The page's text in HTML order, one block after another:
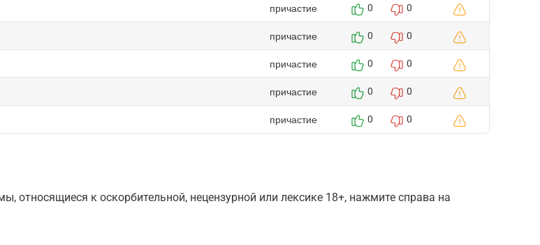
причастие 0 0
причастие 0 0
причастие 0 0
причастие 0 0
причастие 0 0
относящиеся к оскорбительной, нецензурной или лексике 18+, нажмите справа на